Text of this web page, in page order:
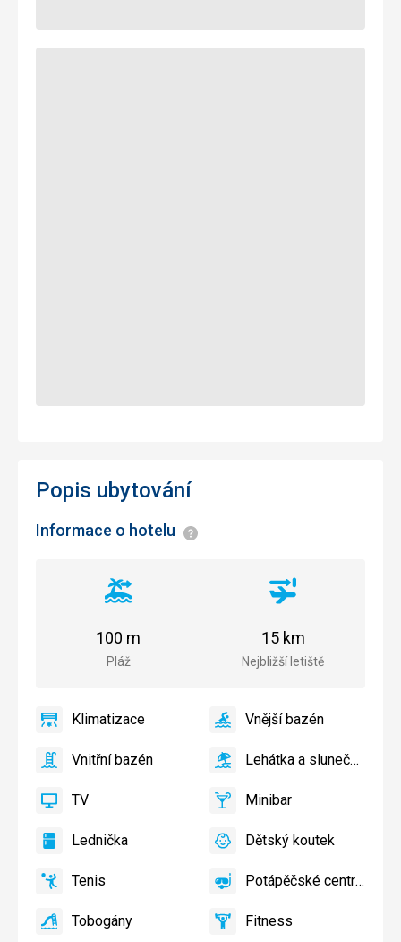
Popis ubytování
Informace o hotelu Informace
Vzdálenost
pláže
Pláž
100 m
Vzdálenost
letiště
Nejbližší letiště
15 km
Klimatizace
Klimatizace
ano
VnějšíVnější bazén
ano
VnitřníVnitřní bazén
ano
Lehátka
slunečníky
bazénu
Lehátka
a
slunečníky
na
Lehátka a slunečníky u bazénu zdarma
ano
TV TV
ano
Minibar,Minibar
ano
LedničkaLednička
ano
Dětský
Dětské
Dětský
Dětský koutek
ano
Tenis,Tenis
ano
Potápěčské
Potápěčské centrum
ano
Tobogány
Tobogány
ano FitnessFitness
ano